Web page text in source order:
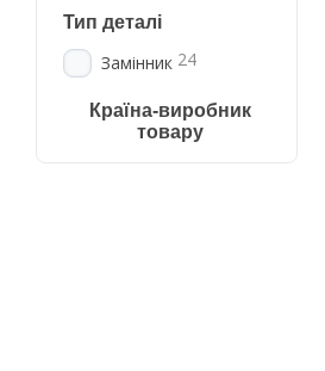
Тип деталі
Замінник 24
Країна-виробник
товару